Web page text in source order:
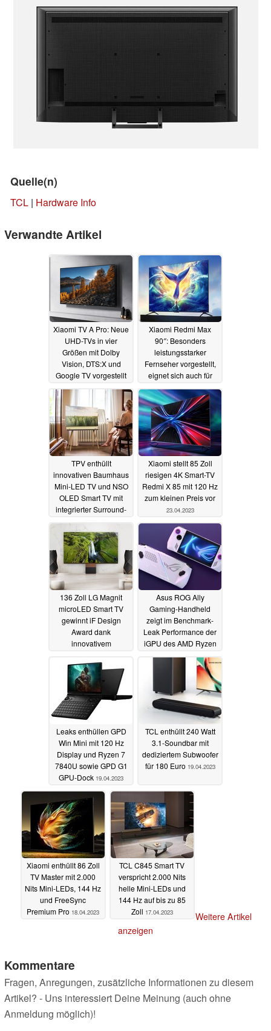
Quelle(n)
TCL | Hardware Info
Verwandte Artikel
Xiaomi TV A Pro: Neue
UHD-TVs in vier
Größen mit Dolby
Vision, DTS:X und
Google TV vorgestellt
30.04.2023
Xiaomi Redmi Max
90″: Besonders
leistungsstarker
Fernseher vorgestellt,
eignet sich auch für
29.04.2023
TPV enthüllt
innovativen Baumhaus
Mini-LED TV und NSO
OLED Smart TV mit
integrierter Surround-
24.04.2023
Xiaomi stellt 85 Zoll
riesigen 4K Smart-TV
Redmi X 85 mit 120 Hz
zum kleinen Preis vor
23.04.2023
136 Zoll LG Magnit
microLED Smart TV
gewinnt iF Design
Award dank
innovativem
20.04.2023
Asus ROG Ally
Gaming-Handheld
zeigt im Benchmark-
Leak Performance der
iGPU des AMD Ryzen
20.04.2023
Leaks enthüllen GPD
Win Mini mit 120 Hz
Display und Ryzen 7
7840U sowie GPD G1
GPU-Dock 19.04.2023
TCL enthüllt 240 Watt
3.1-Soundbar mit
dediziertem Subwoofer
für 180 Euro 19.04.2023
Xiaomi enthüllt 86 Zoll
TV Master mit 2.000
Nits Mini-LEDs, 144 Hz
und FreeSync
Premium Pro 18.04.2023
TCL C845 Smart TV
verspricht 2.000 Nits
helle Mini-LEDs und
144 Hz auf bis zu 85
Zoll 17.04.2023
Weitere Artikel
anzeigen
Kommentare
Fragen, Anregungen, zusätzliche Informationen zu diesem
Artikel? - Uns interessiert Deine Meinung (auch ohne
Anmeldung möglich)!